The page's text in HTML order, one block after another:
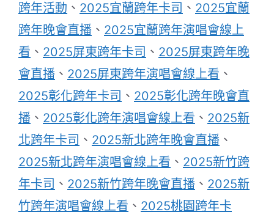
跨年活動 、 2025宜蘭跨年卡司 、 2025宜蘭
跨年晚會直播 、 2025宜蘭跨年演唱會線上
看 、 2025屏東跨年卡司 、 2025屏東跨年晚
會直播 、 2025屏東跨年演唱會線上看 、
2025彰化跨年卡司 、 2025彰化跨年晚會直
播 、 2025彰化跨年演唱會線上看 、 2025新
北跨年卡司 、 2025新北跨年晚會直播 、
2025新北跨年演唱會線上看 、 2025新竹跨
年卡司 、 2025新竹跨年晚會直播 、 2025新
竹跨年演唱會線上看 、 2025桃園跨年卡